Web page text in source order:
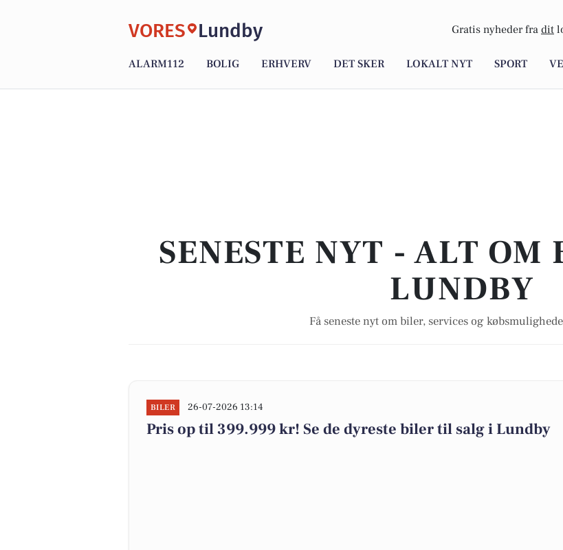
VORES Lundby Gratis nyheder fra dit
ALARM112 BOLIG ERHVERV DET SKER LOKALT NYT SPORT
SENESTE NYT - ALT
LUNDBY
Få seneste nyt om biler, services og
BILER 26-07-2026 13:14
Pris op til 399.999 kr! Se de dyreste biler til salg i Lundby